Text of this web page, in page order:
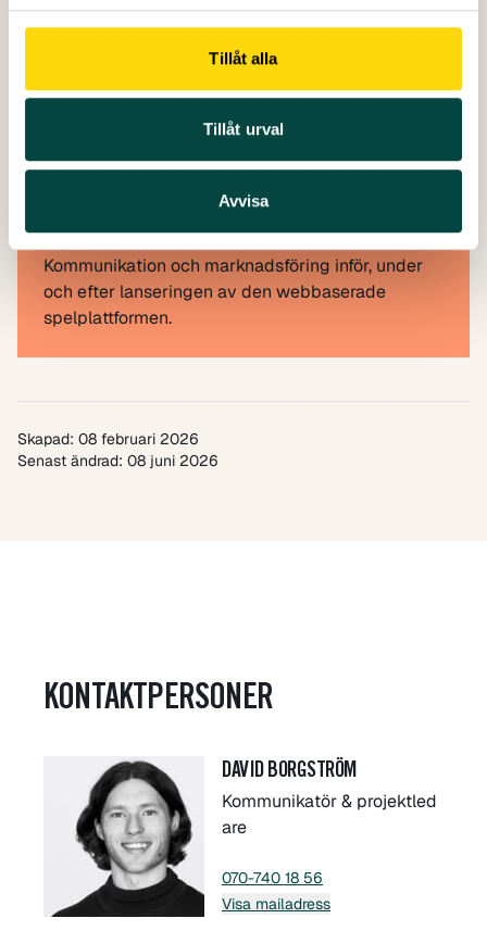
Tillåt alla
Tillåt urval
Avvisa
Projektet pågår mellan 2025–2028 och
Vetenskap & Allmänhet kommer framförallt att:
Delta i utformningen av frågeställning, metod och
Utveckla och genomföra strategier för rekrytering
av deltagare.
kommunikationsaktiviteter och dialog kring de
samhällsfrågor som projektet berör.
Kommunikation och marknadsföring inför, under
och efter lanseringen av den webbaserade
spelplattformen.
Skapad: 08 februari 2026
Senast ändrad: 08 juni 2026
KONTAKTPERSONER
DAVID BORGSTRÖM
Kommunikatör & projektled
are
070-740 18 56
Visa mailadress